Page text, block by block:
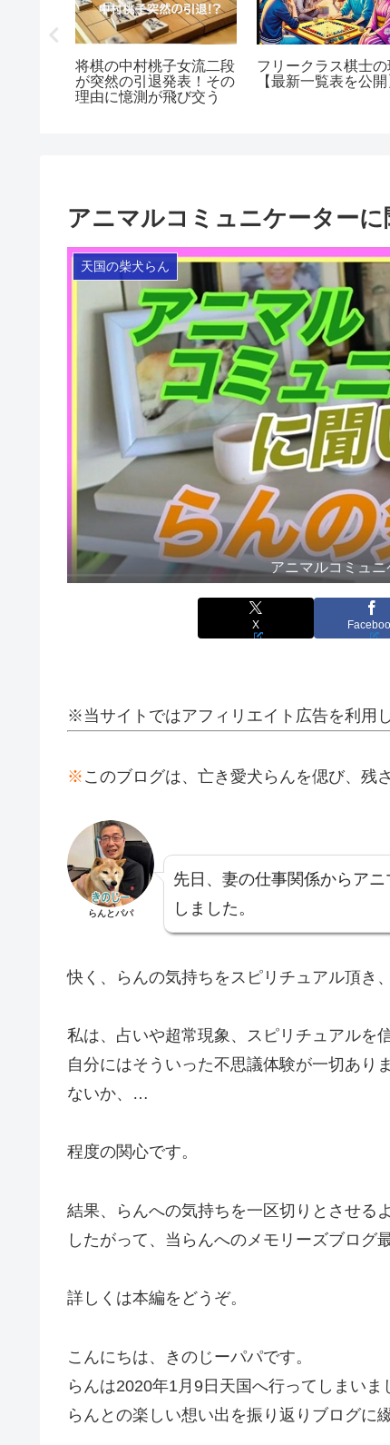
将棋の中村桃子女流二段
が突然の引退発表！その
理由に憶測が飛び交う
フリークラス棋士の
【最新一覧表を公開
アニマルコミュニケーター
天国の柴犬らん
アニマルコミュ
X
※当サイトではアフィリエイト広告を利用
※ このブログは、亡き愛犬らんを偲び、残
らんとパパ
先日、妻の仕事関係からア
しました。
快く、らんの気持ちをスピリチュアル頂き
私は、占いや超常現象、スピリチュアルを
自分にはそういった不思議体験が一切あり
ないか、…
程度の関心です。
結果、らんへの気持ちを一区切りとさせる
したがって、当らんへのメモリーズブログ
詳しくは本編をどうぞ。
こんにちは、きのじーパパです。
らんは2020年1月9日天国へ行ってしまいま
らんとの楽しい想い出を振り返りブログに